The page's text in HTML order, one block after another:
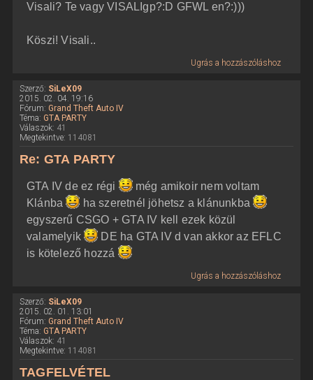
Visali? Te vagy VISALIgp?:D GFWL en?:)))
Köszi! Visali..
Ugrás a hozzászóláshoz
Szerző: SiLeX09
2015. 02. 04. 19:16
Fórum: Grand Theft Auto IV
Téma: GTA PARTY
Válaszok: 41
Megtekintve: 114081
Re: GTA PARTY
GTA IV de ez régi
még amikoir nem voltam
Klánba
ha szeretnél jöhetsz a klánunkba
egyszerű CSGO + GTA IV kell ezek közül
valamelyik
DE ha GTA IV d van akkor az EFLC
is kötelező hozzá
Ugrás a hozzászóláshoz
Szerző: SiLeX09
2015. 02. 01. 13:01
Fórum: Grand Theft Auto IV
Téma: GTA PARTY
Válaszok: 41
Megtekintve: 114081
TAGFELVÉTEL